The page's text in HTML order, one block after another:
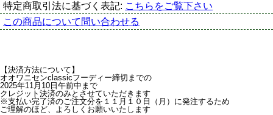
特定商取引法に基づく表記: こちらをご覧下さい
この商品について問い合わせる
【決済方法について】
オオワニセンclassicフーディー締切までの
2025年11月10日午前中まで
クレジット決済のみとさせていただきます
※支払い完了済のご注文分を１１月１０日（月）に発注するため
ご理解のほど、よろしくお願いいたします